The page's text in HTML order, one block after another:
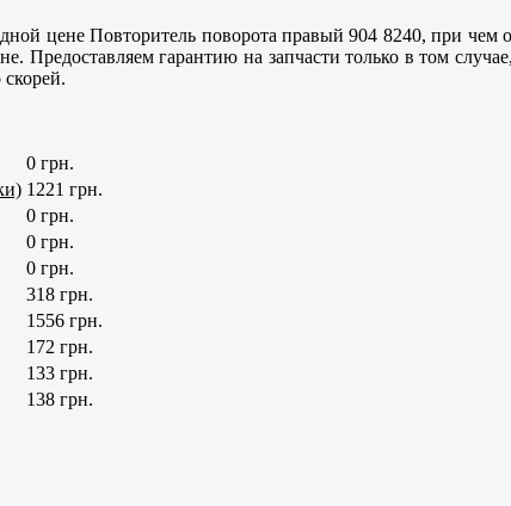
цене Повторитель поворота правый 904 8240, при чем
Предоставляем гарантию на запчасти только в том
0 грн.
1221 грн.
0 грн.
0 грн.
0 грн.
318 грн.
1556 грн.
172 грн.
133 грн.
138 грн.